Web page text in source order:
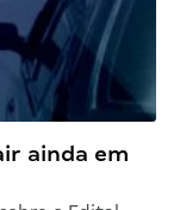
ainda em